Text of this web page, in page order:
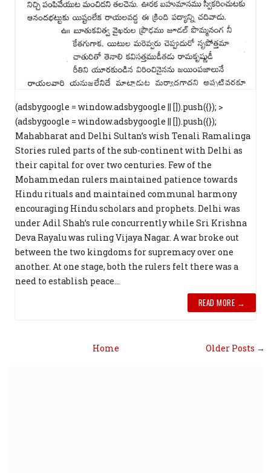
(adsbygoogle = window.adsbygoogle || []).push({}); >
(adsbygoogle = window.adsbygoogle || []).push({});
Mahabharat and Delhi Sultan’s wish Tenali Ramalinga
Stories ruled parts of the sub-continent with Delhi as
their capital for over two centuries. Few of the
Mohammedan rulers maintained patience towards
Hindu rituals and maintained communal harmony
encouraging Hindu scholars and prophets. Delhi was
under Adil Shah’s rule concurrently while Sri Krishna
Deva Rayalu was ruling Vijaya Nagar. A war broke out
between the two kingdoms for supremacy over one
another. At one stage, both the rulers felt there was a
need to establish peace...
READ MORE →
Older Posts →
Home